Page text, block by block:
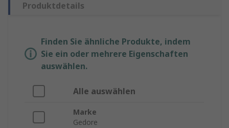
Produktdetails
Finden Sie ähnliche Produkte, indem
Sie ein oder mehrere Eigenschaften
auswählen.
Alle auswählen
Marke
Gedore